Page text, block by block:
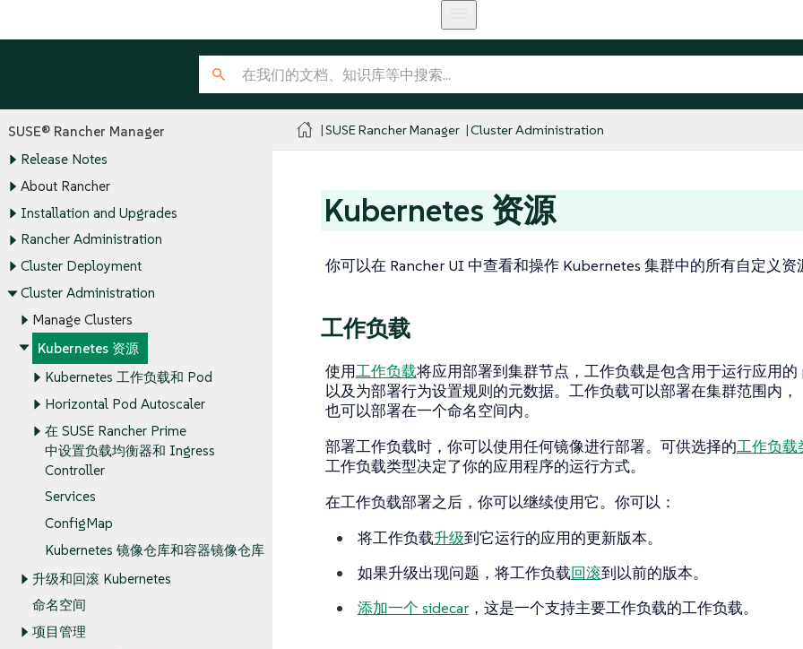
SUSE® Rancher Manager
Release Notes
About Rancher
Installation and Upgrades
Rancher Administration
Cluster Deployment
Cluster Administration
Manage Clusters
Kubernetes 资源
Kubernetes 工作负载和 Pod
Horizontal Pod Autoscaler
在 SUSE Rancher Prime
中设置负载均衡器和 Ingress
Controller
Services
ConfigMap
Kubernetes 镜像仓库和容器镜像仓库
升级和回滚 Kubernetes
命名空间
项目管理
SUSE Rancher Manager Cluster Administration
Kubernetes 资源
你可以在 Rancher UI 中查看和操作 Kubernetes 集群中的所有自定义资
工作负载
使用工作负载将应用部署到集群节点，工作负载是包含用于运行应用的
以及为部署行为设置规则的元数据。工作负载可以部署在集群范围内，
也可以部署在一个命名空间内。
部署工作负载时，你可以使用任何镜像进行部署。可供选择的工作负载
工作负载类型决定了你的应用程序的运行方式。
在工作负载部署之后，你可以继续使用它。你可以：
将工作负载升级到它运行的应用的更新版本。
如果升级出现问题，将工作负载回滚到以前的版本。
添加一个 sidecar，这是一个支持主要工作负载的工作负载。